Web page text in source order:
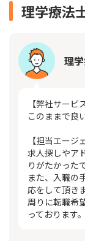
理学療法
理
【弊社サービ
このままで良
【担当エージ
求人探しやア
りがたかった
また、入職の
応をして頂き
周りに転職希
っております。